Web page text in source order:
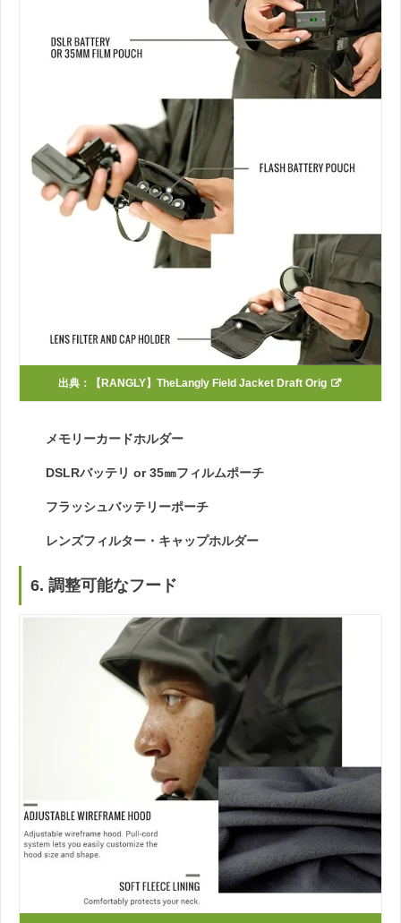
出典： 【RANGLY】TheLangly Field Jacket Draft Orig
メモリーカードホルダー
DSLRバッテリ or 35㎜フィルムポーチ
フラッシュバッテリーポーチ
レンズフィルター・キャップホルダー
6. 調整可能なフード